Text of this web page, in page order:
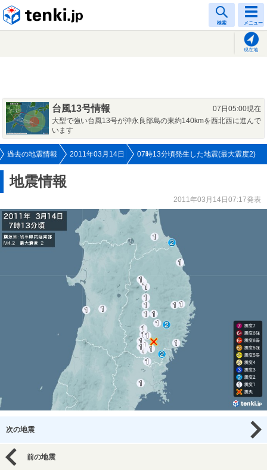
検索 メニュー
現在地
台風13号情報
07日05:00現在
大型で強い台風13号が沖永良部島の東約140kmを西北西に進んで
います
過去の地震情報 2011年03月14日 07時13分頃発生した地震(最大震度2)
地震情報
2011年03月14日07:17発表
次の地震
前の地震